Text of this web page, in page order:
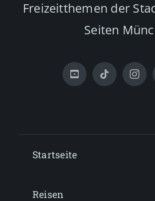
Freizeitthemen der
Seiten
Startseite
Reisen